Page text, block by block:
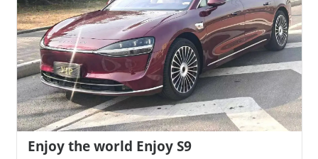
Enjoy the world Enjoy S9